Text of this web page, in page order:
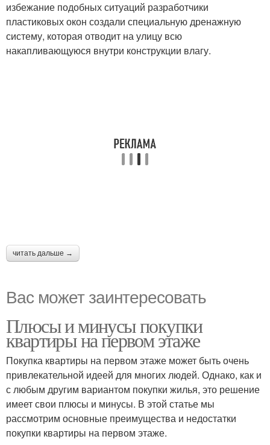
избежание подобных ситуаций разработчики
пластиковых окон создали специальную дренажную
систему, которая отводит на улицу всю
накапливающуюся внутри конструкции влагу.
читать дальше →
Вас может заинтересовать
Плюсы и минусы покупки
квартиры на первом этаже
Покупка квартиры на первом этаже может быть очень
привлекательной идеей для многих людей. Однако, как и
с любым другим вариантом покупки жилья, это решение
имеет свои плюсы и минусы. В этой статье мы
рассмотрим основные преимущества и недостатки
покупки квартиры на первом этаже.